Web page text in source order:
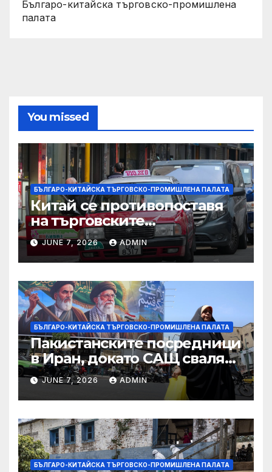
Българо-китайска търговско-промишлена
палата
You missed
БЪЛГАРО-КИТАЙСКА ТЪРГОВСКО-ПРОМИШЛЕНА ПАЛАТА
Китай се противопоставя
на търговските
ограничителни мерки на
САЩ във връзка с искове за
принудителен труд:
Министерство на
търговията
JUNE 7, 2026 ADMIN
БЪЛГАРО-КИТАЙСКА ТЪРГОВСКО-ПРОМИШЛЕНА ПАЛАТА
Пакистанските посредници
в Иран, докато САЩ свалят
дронове, Ливан търси мир
JUNE 7, 2026 ADMIN
БЪЛГАРО-КИТАЙСКА ТЪРГОВСКО-ПРОМИШЛЕНА ПАЛАТА